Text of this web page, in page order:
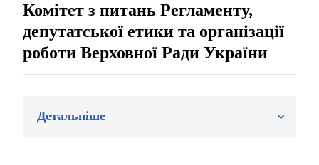
Комітет з питань Регламенту,
депутатської етики та організації
роботи Верховної Ради України
Детальніше